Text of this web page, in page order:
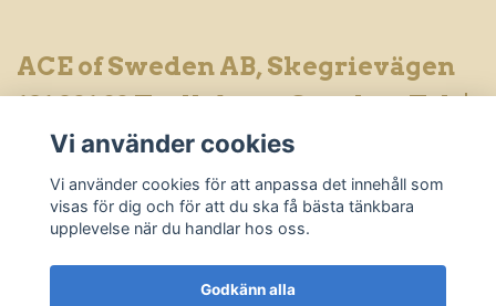
ACE of Sweden AB, Skegrievägen
181 231 93 Trelleborg, Sweden. Tel
nr: 0708-423218
Sociala medier
Vi använder cookies
Vi använder cookies för att anpassa det innehåll som
visas för dig och för att du ska få bästa tänkbara
upplevelse när du handlar hos oss.
Godkänn alla